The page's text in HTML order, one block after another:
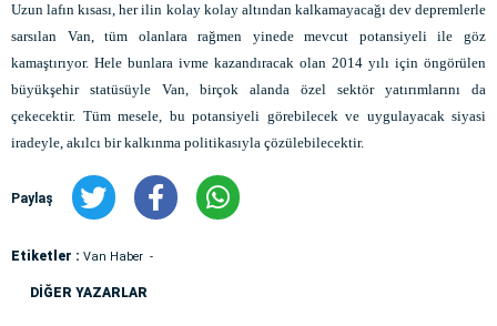
Uzun lafın kısası, her ilin kolay kolay altından kalkamayacağı dev depremlerle
sarsılan Van, tüm olanlara rağmen yinede mevcut potansiyeli ile göz
kamaştırıyor. Hele bunlara ivme kazandıracak olan 2014 yılı için öngörülen
büyükşehir statüsüyle Van, birçok alanda özel sektör yatırımlarını da
çekecektir. Tüm mesele, bu potansiyeli görebilecek ve uygulayacak siyasi
iradeyle, akılcı bir kalkınma politikasıyla çözülebilecektir.
Paylaş
Etiketler : Van Haber
DİĞER YAZARLAR